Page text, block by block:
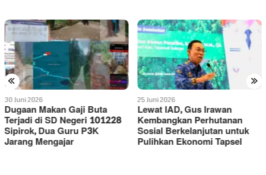
« »
25 Juni 2026
Lewat IAD, Gus Irawan
Kembangkan Perhutanan
Sosial Berkelanjutan untuk
Pulihkan Ekonomi Tapsel
23 Juni 2026
Wabup Tapsel Buka
Penanaman Perdana
Agroforestri: Sejahterakan
Masyarakat, Lestarikan